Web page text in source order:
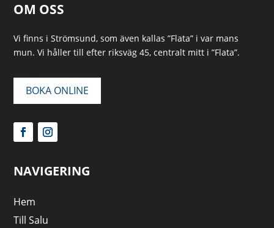
OM OSS
Vi finns i Strömsund, som även kallas ”Flata” i var mans
mun. Vi håller till efter riksväg 45, centralt mitt i ”Flata”.
BOKA ONLINE
NAVIGERING
Hem
Till Salu